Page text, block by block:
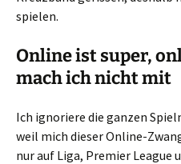
spielen.
Online ist super,
mach ich nicht mit
Ich ignoriere die ganzen
weil mich dieser Online-
nur auf Liga, Premier League